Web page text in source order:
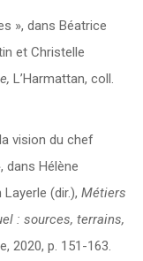
», dans Béatrice
et Christelle
L’Harmattan, coll.
vision du chef
dans Hélène
(dir.), Métiers
: sources, terrains,
2020, p. 151-163.